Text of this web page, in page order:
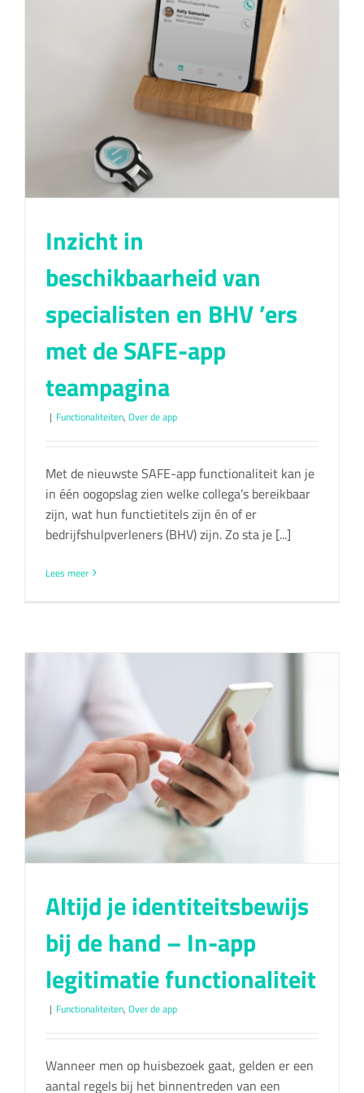
Inzicht in
beschikbaarheid van
specialisten en BHV ’ers
met de SAFE-app
teampagina
| Functionaliteiten, Over de app
Met de nieuwste SAFE-app functionaliteit kan je
in één oogopslag zien welke collega’s bereikbaar
zijn, wat hun functietitels zijn én of er
bedrijfshulpverleners (BHV) zijn. Zo sta je [...]
Lees meer
Altijd je identiteitsbewijs
bij de hand – In-app
legitimatie functionaliteit
| Functionaliteiten, Over de app
Wanneer men op huisbezoek gaat, gelden er een
aantal regels bij het binnentreden van een